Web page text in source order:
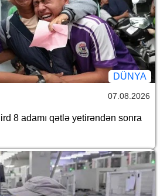
DÜNYA
07.08.2026
8 adamı qətlə yetirəndən sonra